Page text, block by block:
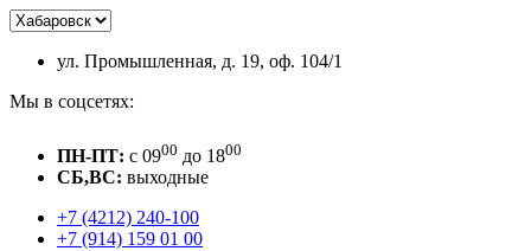
ул. Промышленная, д. 19, оф. 104/1
Мы в соцсетях:
ПН-ПТ: c 0900 до 1800
СБ,ВС: выходные
+7 (4212) 240-100
+7 (914) 159 01 00